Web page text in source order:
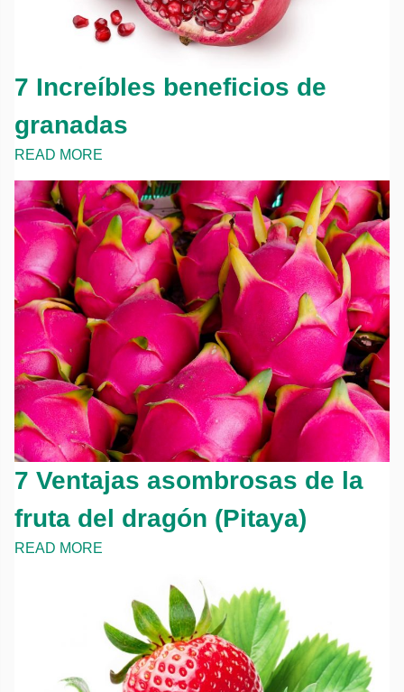
7 Increíbles beneficios de
granadas
READ MORE
7 Ventajas asombrosas de la
fruta del dragón (Pitaya)
READ MORE